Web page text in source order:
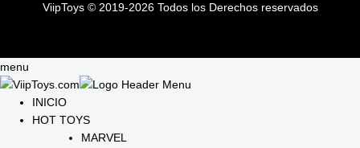
ViipToys ©2019-2026Todos los Derechos reservados
menu
INICIO
HOT TOYS
MARVEL